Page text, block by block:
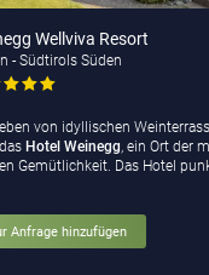
Wellviva Resort
- Südtirols Süden
von idyllischen
Hotel Weinegg, ein Ort der
Gemütlichkeit. Das Hotel
Anfrage hinzufügen